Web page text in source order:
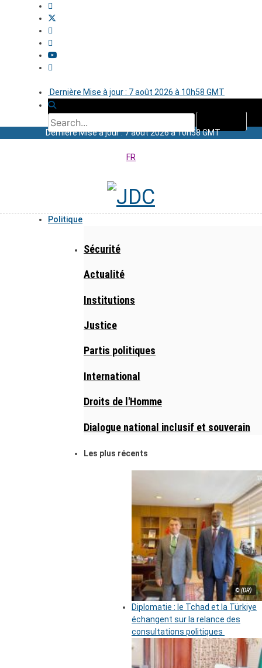
Dernière Mise à jour : 7 août 2026 à 10h58 GMT
Dernière Mise à jour : 7 août 2026 à 10h58 GMT
FR
Politique
Sécurité
Actualité
Institutions
Justice
Partis politiques
International
Droits de l'Homme
Dialogue national inclusif et souverain
Les plus récents
© (DR)
Diplomatie : le Tchad et la Türkiye
échangent sur la relance des
consultations politiques